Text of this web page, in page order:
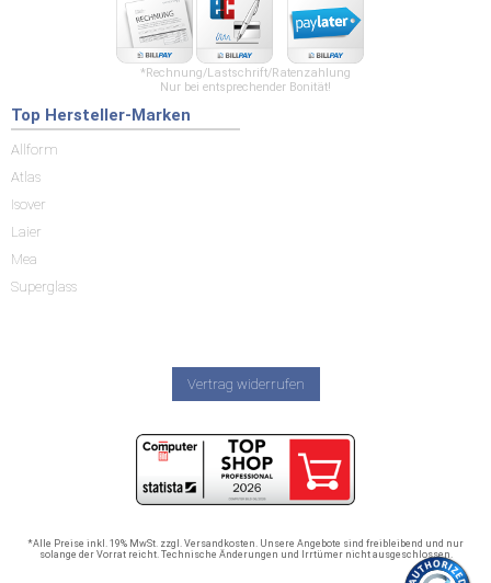
*Rechnung/Lastschrift/Ratenzahlung
Nur bei entsprechender Bonität!
Top Hersteller-Marken
Allform
Atlas
Isover
Laier
Mea
Superglass
Vertrag widerrufen
*Alle Preise inkl. 19% MwSt. zzgl. Versandkosten. Unsere Angebote sind freibleibend und nur
solange der Vorrat reicht. Technische Änderungen und Irrtümer nicht ausgeschlossen.